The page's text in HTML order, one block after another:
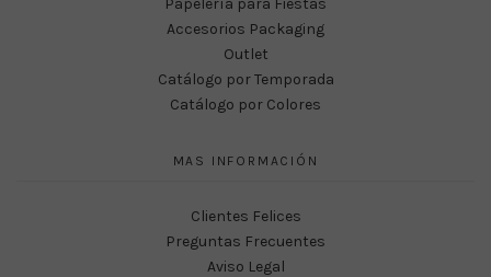
Accesorios Packaging
Outlet
Catálogo por Temporada
Catálogo por Colores
MAS INFORMACIÓN
Clientes Felices
Preguntas Frecuentes
Aviso Legal